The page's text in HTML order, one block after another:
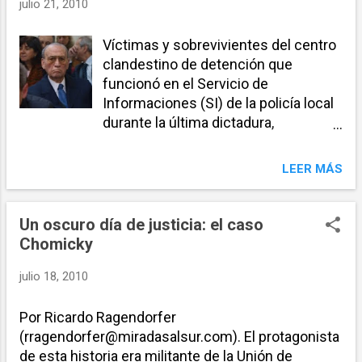
Brusa que fuera asesinada en marzo
pasado).
julio 21, 2010
Víctimas y sobrevivientes del centro
clandestino de detención que
funcionó en el Servicio de
Informaciones (SI) de la policía local
durante la última dictadura,
día histórico” el inicio del juicio oral y
Feced). El juicio arrancó antes del
mediodía en los Tribunales Federales
de bulevar Oroño 940 y se extendió
testimonios de sobrevivientes de
aquel horror, se ventilará apenas el
cinco por ciento de la voluminosa
LEER MÁS
Un oscuro día de justicia: el caso
Chomicky
julio 18, 2010
Por Ricardo Ragendorfer
(rragendorfer@miradasalsur.com). El protagonista
de esta historia era militante de la Unión de